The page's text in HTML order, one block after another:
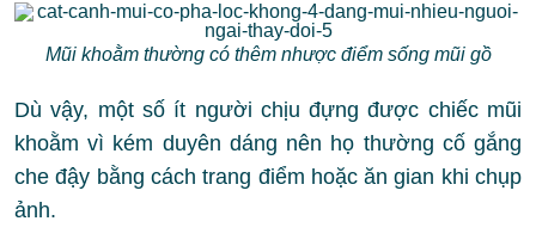
Mũi khoằm thường có thêm nhược điểm sống mũi gồ
Dù vậy, một số ít người chịu đựng được chiếc mũi
khoằm vì kém duyên dáng nên họ thường cố gắng
che đậy bằng cách trang điểm hoặc ăn gian khi chụp
ảnh.